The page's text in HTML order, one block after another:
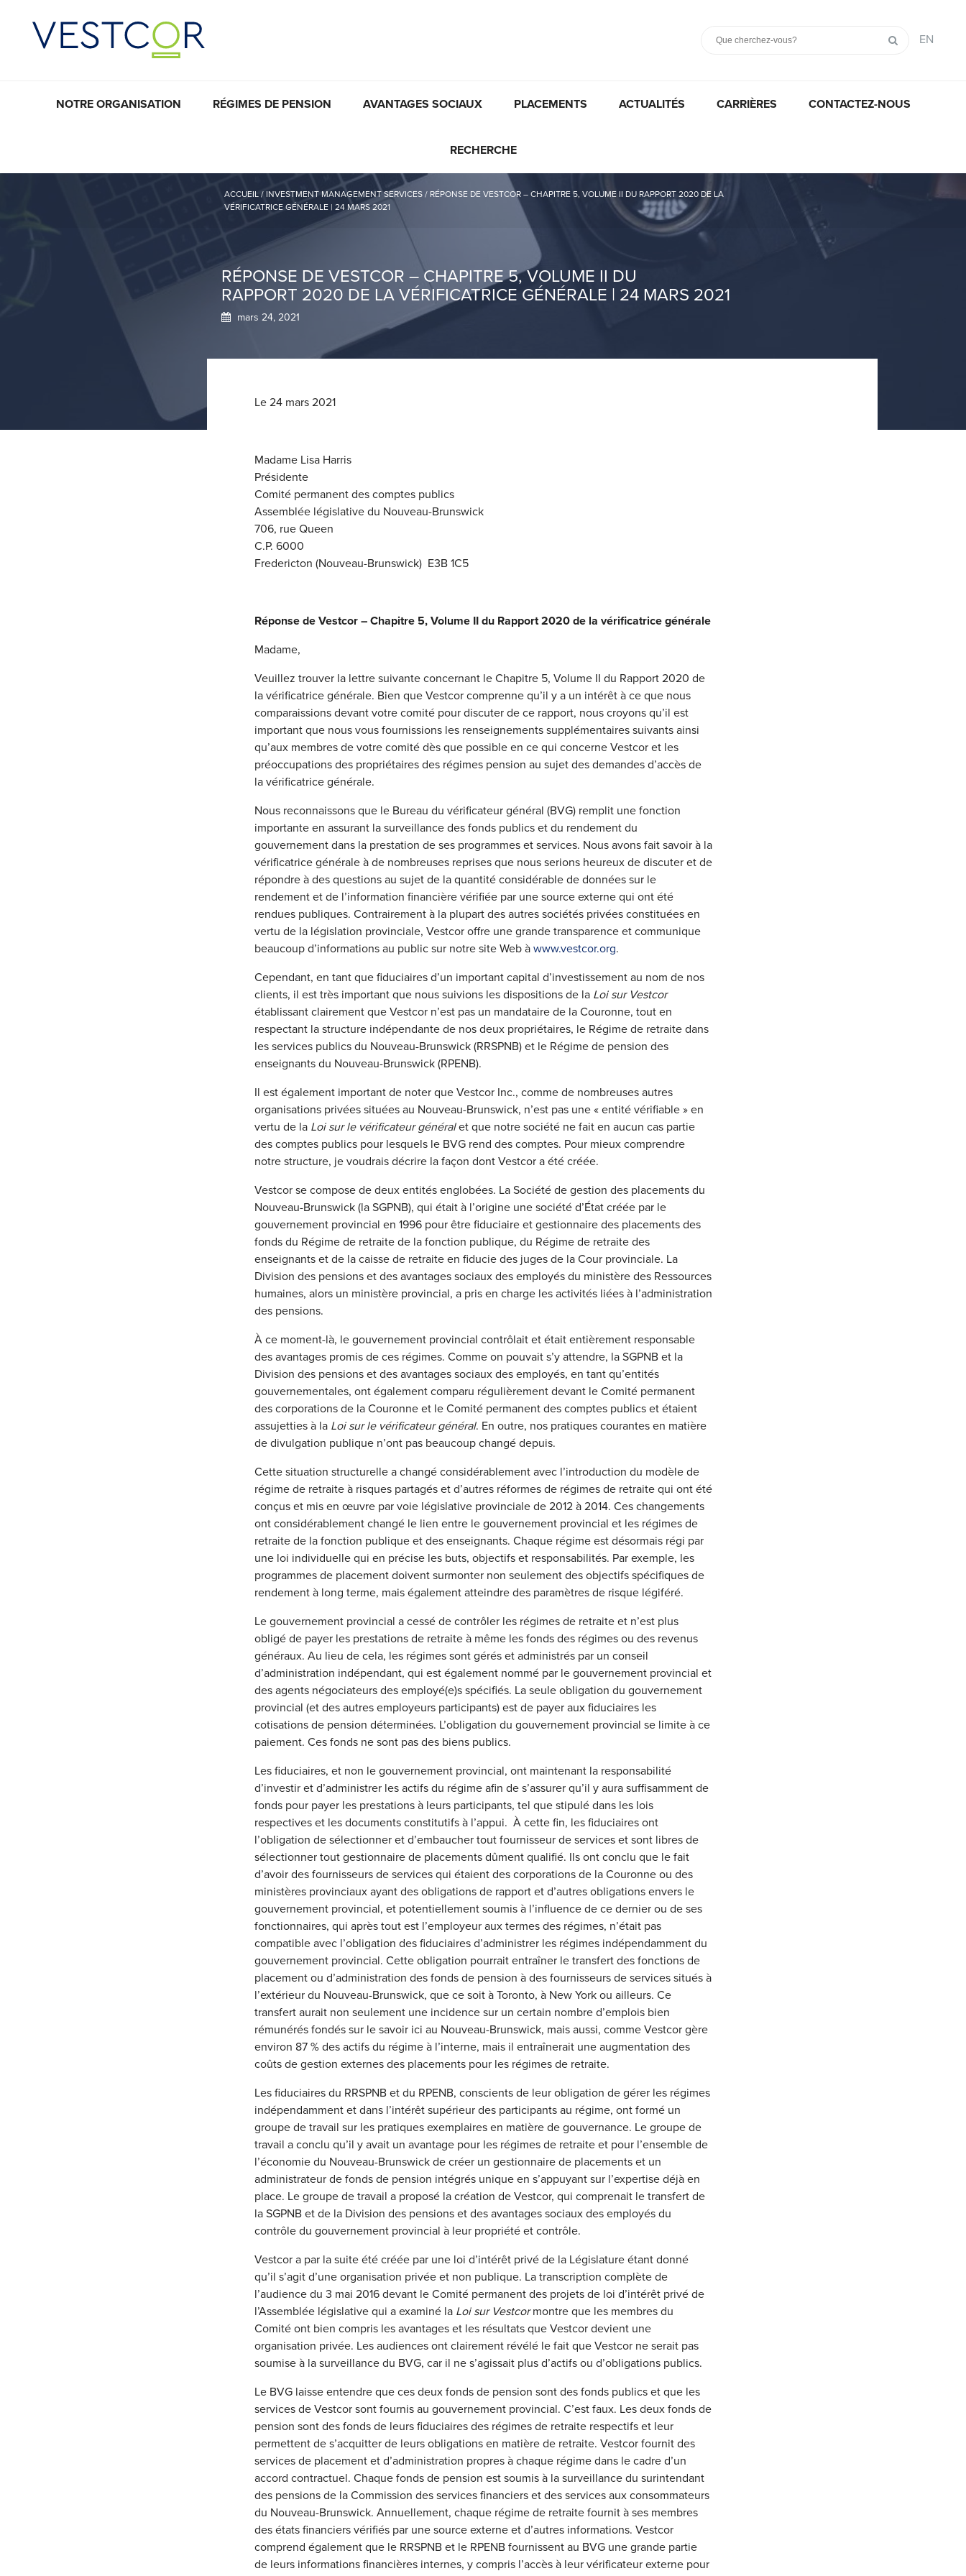
EN
NOTRE ORGANISATION RÉGIMES DE PENSION AVANTAGES SOCIAUX PLACEMENTS ACTUALITÉS CARRIÈRES CONTACTEZ-NOUS
RECHERCHE
ACCUEIL / INVESTMENT MANAGEMENT SERVICES / RÉPONSE DE VESTCOR – CHAPITRE 5, VOLUME II DU RAPPORT 2020 DE LA
VÉRIFICATRICE GÉNÉRALE | 24 MARS 2021
RÉPONSE DE VESTCOR – CHAPITRE 5, VOLUME II DU
RAPPORT 2020 DE LA VÉRIFICATRICE GÉNÉRALE | 24 MARS 2021
mars 24, 2021
Le 24 mars 2021
Madame Lisa Harris
Présidente
Comité permanent des comptes publics
Assemblée législative du Nouveau-Brunswick
706, rue Queen
C.P. 6000
Fredericton (Nouveau-Brunswick) E3B 1C5
Réponse de Vestcor – Chapitre 5, Volume II du Rapport 2020 de la vérificatrice générale
Madame,
Veuillez trouver la lettre suivante concernant le Chapitre 5, Volume II du Rapport 2020 de
la vérificatrice générale. Bien que Vestcor comprenne qu’il y a un intérêt à ce que nous
comparaissions devant votre comité pour discuter de ce rapport, nous croyons qu’il est
important que nous vous fournissions les renseignements supplémentaires suivants ainsi
qu’aux membres de votre comité dès que possible en ce qui concerne Vestcor et les
préoccupations des propriétaires des régimes pension au sujet des demandes d’accès de
la vérificatrice générale.
Nous reconnaissons que le Bureau du vérificateur général (BVG) remplit une fonction
importante en assurant la surveillance des fonds publics et du rendement du
gouvernement dans la prestation de ses programmes et services. Nous avons fait savoir à la
vérificatrice générale à de nombreuses reprises que nous serions heureux de discuter et de
répondre à des questions au sujet de la quantité considérable de données sur le
rendement et de l’information financière vérifiée par une source externe qui ont été
rendues publiques. Contrairement à la plupart des autres sociétés privées constituées en
vertu de la législation provinciale, Vestcor offre une grande transparence et communique
beaucoup d’informations au public sur notre site Web à www.vestcor.org.
Cependant, en tant que fiduciaires d’un important capital d’investissement au nom de nos
clients, il est très important que nous suivions les dispositions de la Loi sur Vestcor
établissant clairement que Vestcor n’est pas un mandataire de la Couronne, tout en
respectant la structure indépendante de nos deux propriétaires, le Régime de retraite dans
les services publics du Nouveau-Brunswick (RRSPNB) et le Régime de pension des
enseignants du Nouveau-Brunswick (RPENB).
Il est également important de noter que Vestcor Inc., comme de nombreuses autres
organisations privées situées au Nouveau-Brunswick, n’est pas une « entité vérifiable » en
vertu de la Loi sur le vérificateur généralet que notre société ne fait en aucun cas partie
des comptes publics pour lesquels le BVG rend des comptes. Pour mieux comprendre
notre structure, je voudrais décrire la façon dont Vestcor a été créée.
Vestcor se compose de deux entités englobées. La Société de gestion des placements du
Nouveau-Brunswick (la SGPNB), qui était à l’origine une société d’État créée par le
gouvernement provincial en 1996 pour être fiduciaire et gestionnaire des placements des
fonds du Régime de retraite de la fonction publique, du Régime de retraite des
enseignants et de la caisse de retraite en fiducie des juges de la Cour provinciale. La
Division des pensions et des avantages sociaux des employés du ministère des Ressources
humaines, alors un ministère provincial, a pris en charge les activités liées à l’administration
des pensions.
À ce moment-là, le gouvernement provincial contrôlait et était entièrement responsable
des avantages promis de ces régimes. Comme on pouvait s’y attendre, la SGPNB et la
Division des pensions et des avantages sociaux des employés, en tant qu’entités
gouvernementales, ont également comparu régulièrement devant le Comité permanent
des corporations de la Couronne et le Comité permanent des comptes publics et étaient
assujetties à la Loi sur le vérificateur général. En outre, nos pratiques courantes en matière
de divulgation publique n’ont pas beaucoup changé depuis.
Cette situation structurelle a changé considérablement avec l’introduction du modèle de
régime de retraite à risques partagés et d’autres réformes de régimes de retraite qui ont été
conçus et mis en œuvre par voie législative provinciale de 2012 à 2014. Ces changements
ont considérablement changé le lien entre le gouvernement provincial et les régimes de
retraite de la fonction publique et des enseignants. Chaque régime est désormais régi par
une loi individuelle qui en précise les buts, objectifs et responsabilités. Par exemple, les
programmes de placement doivent surmonter non seulement des objectifs spécifiques de
rendement à long terme, mais également atteindre des paramètres de risque légiféré.
Le gouvernement provincial a cessé de contrôler les régimes de retraite et n’est plus
obligé de payer les prestations de retraite à même les fonds des régimes ou des revenus
généraux. Au lieu de cela, les régimes sont gérés et administrés par un conseil
d’administration indépendant, qui est également nommé par le gouvernement provincial et
des agents négociateurs des employé(e)s spécifiés. La seule obligation du gouvernement
provincial (et des autres employeurs participants) est de payer aux fiduciaires les
cotisations de pension déterminées. L’obligation du gouvernement provincial se limite à ce
paiement. Ces fonds ne sont pas des biens publics.
Les fiduciaires, et non le gouvernement provincial, ont maintenant la responsabilité
d’investir et d’administrer les actifs du régime afin de s’assurer qu’il y aura suffisamment de
fonds pour payer les prestations à leurs participants, tel que stipulé dans les lois
respectives et les documents constitutifs à l’appui. À cette fin, les fiduciaires ont
l’obligation de sélectionner et d’embaucher tout fournisseur de services et sont libres de
sélectionner tout gestionnaire de placements dûment qualifié. Ils ont conclu que le fait
d’avoir des fournisseurs de services qui étaient des corporations de la Couronne ou des
ministères provinciaux ayant des obligations de rapport et d’autres obligations envers le
gouvernement provincial, et potentiellement soumis à l’influence de ce dernier ou de ses
fonctionnaires, qui après tout est l’employeur aux termes des régimes, n’était pas
compatible avec l’obligation des fiduciaires d’administrer les régimes indépendamment du
gouvernement provincial. Cette obligation pourrait entraîner le transfert des fonctions de
placement ou d’administration des fonds de pension à des fournisseurs de services situés à
l’extérieur du Nouveau-Brunswick, que ce soit à Toronto, à New York ou ailleurs. Ce
transfert aurait non seulement une incidence sur un certain nombre d’emplois bien
rémunérés fondés sur le savoir ici au Nouveau-Brunswick, mais aussi, comme Vestcor gère
environ 87 % des actifs du régime à l’interne, mais il entraînerait une augmentation des
coûts de gestion externes des placements pour les régimes de retraite.
Les fiduciaires du RRSPNB et du RPENB, conscients de leur obligation de gérer les régimes
indépendamment et dans l’intérêt supérieur des participants au régime, ont formé un
groupe de travail sur les pratiques exemplaires en matière de gouvernance. Le groupe de
travail a conclu qu’il y avait un avantage pour les régimes de retraite et pour l’ensemble de
l’économie du Nouveau-Brunswick de créer un gestionnaire de placements et un
administrateur de fonds de pension intégrés unique en s’appuyant sur l’expertise déjà en
place. Le groupe de travail a proposé la création de Vestcor, qui comprenait le transfert de
la SGPNB et de la Division des pensions et des avantages sociaux des employés du
contrôle du gouvernement provincial à leur propriété et contrôle.
Vestcor a par la suite été créée par une loi d’intérêt privé de la Législature étant donné
qu’il s’agit d’une organisation privée et non publique. La transcription complète de
l’audience du 3 mai 2016 devant le Comité permanent des projets de loi d’intérêt privé de
l’Assemblée législative qui a examiné la Loi sur Vestcormontre que les membres du
Comité ont bien compris les avantages et les résultats que Vestcor devient une
organisation privée. Les audiences ont clairement révélé le fait que Vestcor ne serait pas
soumise à la surveillance du BVG, car il ne s’agissait plus d’actifs ou d’obligations publics.
Le BVG laisse entendre que ces deux fonds de pension sont des fonds publics et que les
services de Vestcor sont fournis au gouvernement provincial. C’est faux. Les deux fonds de
pension sont des fonds de leurs fiduciaires des régimes de retraite respectifs et leur
permettent de s’acquitter de leurs obligations en matière de retraite. Vestcor fournit des
services de placement et d’administration propres à chaque régime dans le cadre d’un
accord contractuel. Chaque fonds de pension est soumis à la surveillance du surintendant
des pensions de la Commission des services financiers et des services aux consommateurs
du Nouveau-Brunswick. Annuellement, chaque régime de retraite fournit à ses membres
des états financiers vérifiés par une source externe et d’autres informations. Vestcor
comprend également que le RRSPNB et le RPENB fournissent au BVG une grande partie
de leurs informations financières internes, y compris l’accès à leur vérificateur externe pour